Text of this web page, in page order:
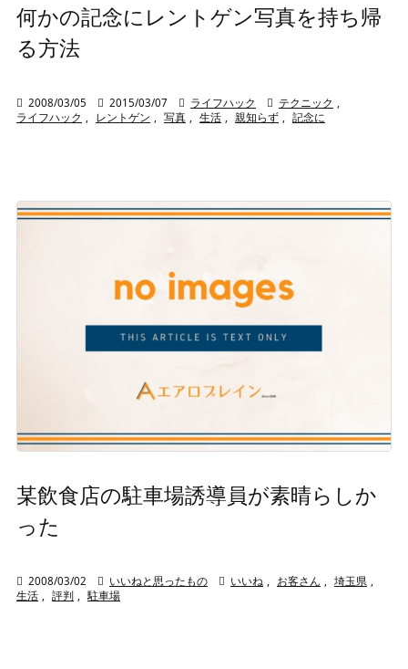
何かの記念にレントゲン写真を持ち帰
る方法
 2008/03/05  2015/03/07  ライフハック  テクニック
ライフハック
レントゲン 写真 生活 親知らず 記念に
某飲食店の駐車場誘導員が素晴らしか
った
 2008/03/02  いいねと思ったもの  いいね , お客さん , 埼玉県 ,
生活 , 評判 , 駐車場